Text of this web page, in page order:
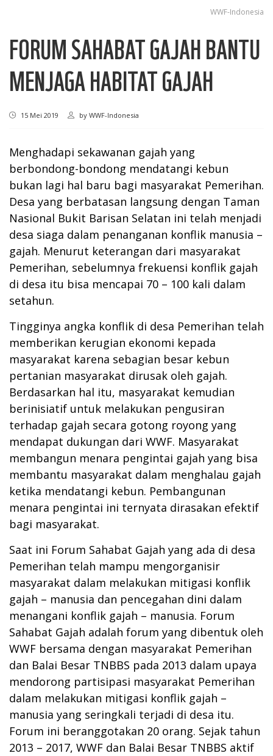
WWF-Indonesia
FORUM SAHABAT GAJAH BANTU
MENJAGA HABITAT GAJAH
15 Mei 2019 by WWF-Indonesia
Menghadapi sekawanan gajah yang
berbondong-bondong mendatangi kebun
bukan lagi hal baru bagi masyarakat Pemerihan.
Desa yang berbatasan langsung dengan Taman
Nasional Bukit Barisan Selatan ini telah menjadi
desa siaga dalam penanganan konflik manusia –
gajah. Menurut keterangan dari masyarakat
Pemerihan, sebelumnya frekuensi konflik gajah
di desa itu bisa mencapai 70 – 100 kali dalam
setahun.
Tingginya angka konflik di desa Pemerihan telah
memberikan kerugian ekonomi kepada
masyarakat karena sebagian besar kebun
pertanian masyarakat dirusak oleh gajah.
Berdasarkan hal itu, masyarakat kemudian
berinisiatif untuk melakukan pengusiran
terhadap gajah secara gotong royong yang
mendapat dukungan dari WWF. Masyarakat
membangun menara pengintai gajah yang bisa
membantu masyarakat dalam menghalau gajah
ketika mendatangi kebun. Pembangunan
menara pengintai ini ternyata dirasakan efektif
bagi masyarakat.
Saat ini Forum Sahabat Gajah yang ada di desa
Pemerihan telah mampu mengorganisir
masyarakat dalam melakukan mitigasi konflik
gajah – manusia dan pencegahan dini dalam
menangani konflik gajah – manusia. Forum
Sahabat Gajah adalah forum yang dibentuk oleh
WWF bersama dengan masyarakat Pemerihan
dan Balai Besar TNBBS pada 2013 dalam upaya
mendorong partisipasi masyarakat Pemerihan
dalam melakukan mitigasi konflik gajah –
manusia yang seringkali terjadi di desa itu.
Forum ini beranggotakan 20 orang. Sejak tahun
2013 – 2017, WWF dan Balai Besar TNBBS aktif